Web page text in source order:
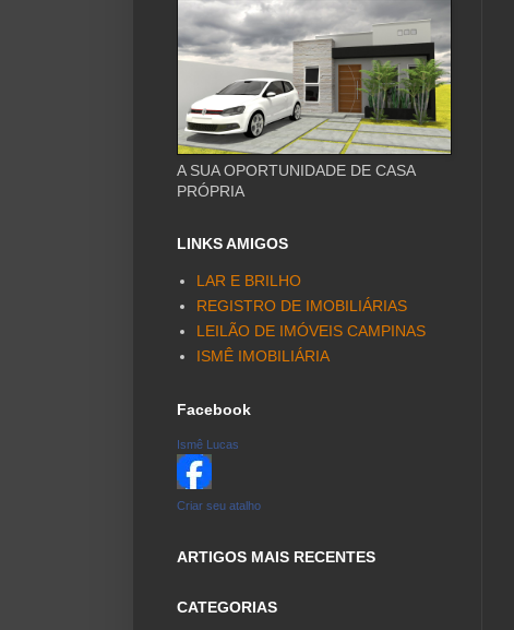
A SUA OPORTUNIDADE DE CASA
PRÓPRIA
LINKS AMIGOS
LAR E BRILHO
REGISTRO DE IMOBILIÁRIAS
LEILÃO DE IMÓVEIS CAMPINAS
ISMÊ IMOBILIÁRIA
Facebook
Ismê Lucas
Criar seu atalho
ARTIGOS MAIS RECENTES
CATEGORIAS